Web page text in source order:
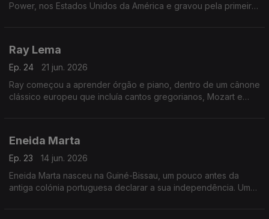
Power, nos Estados Unidos da América e gravou pela primeira
Ray Lema
Ep. 24
21 jun. 2026
Ray começou a aprender órgão e piano, dentro de um cânone
clássico europeu que incluía cantos gregorianos, Mozart e
Eneida Marta
Ep. 23
14 jun. 2026
Eneida Marta nasceu na Guiné-Bissau, um pouco antes da
antiga colónia portuguesa declarar a sua independência. Uma